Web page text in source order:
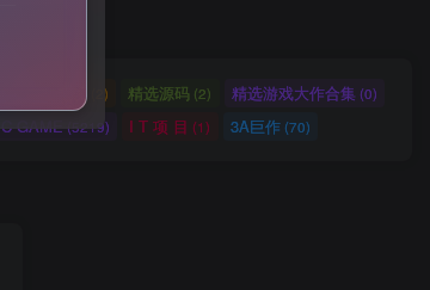
(2) 精选源码 (2) 精选游戏大作合集 (0)
GAME (5219) I T 项 目 (1) 3A巨作(70)